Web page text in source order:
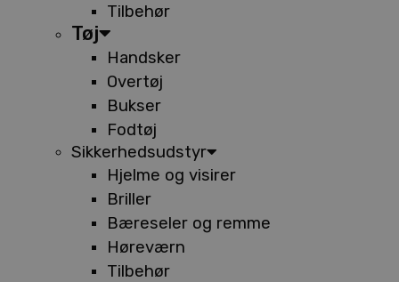
Tilbehør
Tøj
Handsker
Overtøj
Bukser
Fodtøj
Sikkerhedsudstyr
Hjelme og visirer
Briller
Bæreseler og remme
Høreværn
Tilbehør